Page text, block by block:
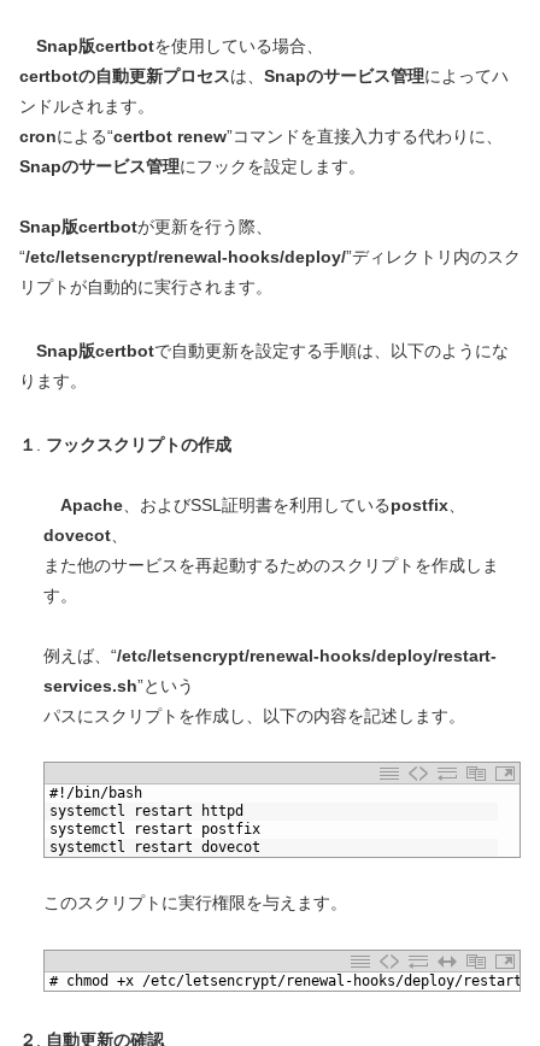
Snap版certbotを使用している場合、
certbotの自動更新プロセスは、 Snapのサービス管理によってハ
ンドルされます。
cronによる“certbot renew”コマンドを直接入力する代わりに、
Snapのサービス管理にフックを設定します。
Snap版certbotが更新を行う際、
“/etc/letsencrypt/renewal-hooks/deploy/”ディレクトリ内のスク
リプトが自動的に実行されます。
Snap版certbotで自動更新を設定する手順は、以下のようにな
ります。
１ フックスクリプトの作成
Apache 、およびSSL証明書を利用しているpostfix
dovecot
また他のサービスを再起動するためのスクリプトを作成しま
す。
例えば、“/etc/letsencrypt/renewal-hooks/deploy/restart-
services.sh”という
パスにスクリプトを作成し、以下の内容を記述します。
#!/bin/bash
systemctl restart httpd
systemctl restart postfix
systemctl restart dovecot
このスクリプトに実行権限を与えます。
# chmod +x /etc/letsencrypt/renewal-hooks/deploy/restart-
２ 自動更新の確認